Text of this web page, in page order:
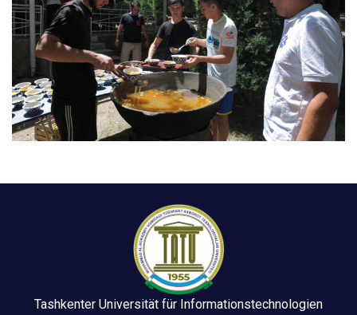
Tashkenter Universität für Informationstechnologien